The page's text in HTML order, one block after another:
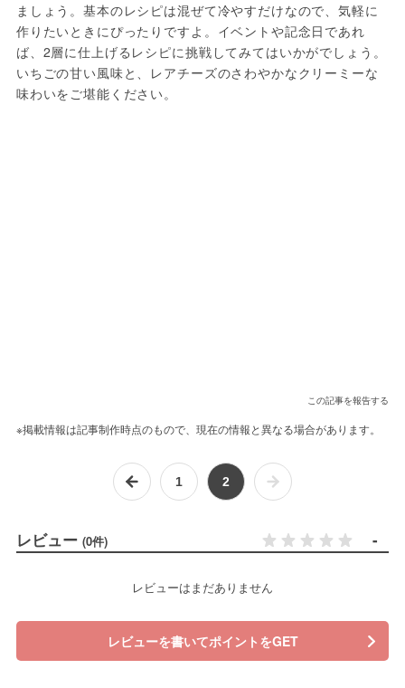
ましょう。基本のレシピは混ぜて冷やすだけなので、気軽に
作りたいときにぴったりですよ。イベントや記念日であれ
ば、2層に仕上げるレシピに挑戦してみてはいかがでしょう。
いちごの甘い風味と、レアチーズのさわやかなクリーミーな
味わいをご堪能ください。
この記事を報告する
※掲載情報は記事制作時点のもので、現在の情報と異なる場合があります。
1 2
レビュー (0件) -
レビューはまだありません
レビューを書いてポイントをGET